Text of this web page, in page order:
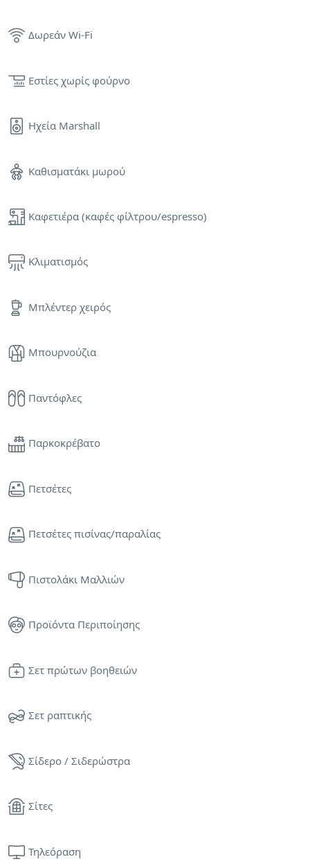
Δωρεάν Wi-Fi
Εστίες χωρίς φούρνο
Ηχεία Marshall
Καθισματάκι μωρού
Καφετιέρα (καφές φίλτρου/espresso)
Κλιματισμός
Μπλέντερ χειρός
Μπουρνούζια
Παντόφλες
Παρκοκρέβατο
Πετσέτες
Πετσέτες πισίνας/παραλίας
Πιστολάκι Μαλλιών
Προϊόντα Περιποίησης
Σετ πρώτων βοηθειών
Σετ ραπτικής
Σίδερο / Σιδερώστρα
Σίτες
Τηλεόραση